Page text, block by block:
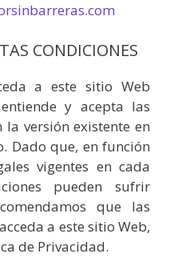
CONDICIONES
a este sitio Web
y acepta las
la versión existente en
Dado que, en función
vigentes en cada
pueden sufrir
que las
a este sitio Web,
de Privacidad.